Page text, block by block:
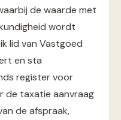
de waarde met
wordt
lid van Vastgoed
en sta
register voor
de taxatie aanvraag
de afspraak,